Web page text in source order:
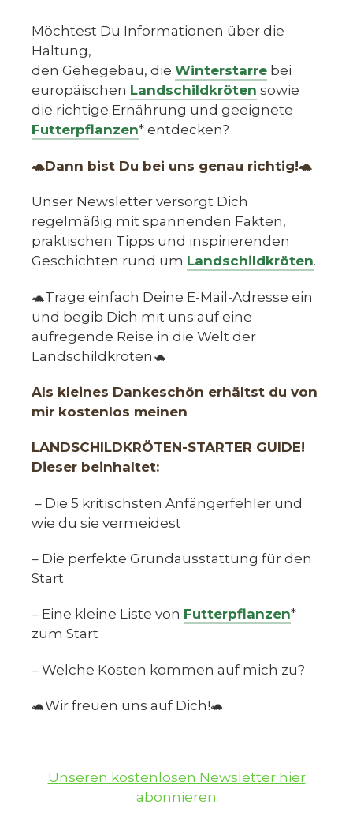
Möchtest Du Informationen über die
Haltung,
den Gehegebau, die Winterstarre bei
europäischen Landschildkröten sowie
die richtige Ernährung und geeignete
Futterpflanzen* entdecken?
🐢Dann bist Du bei uns genau richtig!🐢
Unser Newsletter versorgt Dich
regelmäßig mit spannenden Fakten,
praktischen Tipps und inspirierenden
Geschichten rund um Landschildkröten.
🐢Trage einfach Deine E-Mail-Adresse ein
und begib Dich mit uns auf eine
aufregende Reise in die Welt der
Landschildkröten🐢
Als kleines Dankeschön erhältst du von
mir kostenlos meinen
LANDSCHILDKRÖTEN-STARTER GUIDE!
Dieser beinhaltet:
– Die 5 kritischsten Anfängerfehler und
wie du sie vermeidest
– Die perfekte Grundausstattung für den
Start
– Eine kleine Liste von Futterpflanzen*
zum Start
– Welche Kosten kommen auf mich zu?
🐢Wir freuen uns auf Dich!🐢
Unseren kostenlosen Newsletter hier
abonnieren